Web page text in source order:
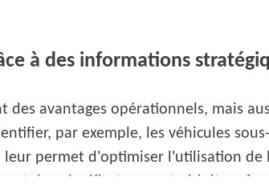
à des informations
des avantages opérationnels, mais
par exemple, les véhicules
leur permet d'optimiser l'utilisation
et des planificateurs est réduite grâce